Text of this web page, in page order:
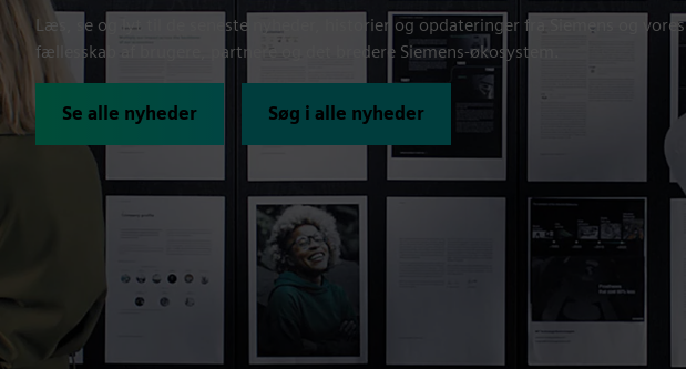
Læs, se og lyt til de seneste nyheder, historier og opdateringer fra Siemens og vores
fællesskab af brugere, partnere og det bredere Siemens-økosystem.
Se alle nyheder Søg i alle nyheder